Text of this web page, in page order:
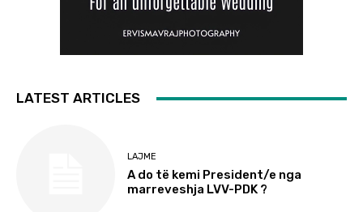
LATEST ARTICLES
LAJME
A do të kemi President/e nga
marreveshja LVV-PDK ?